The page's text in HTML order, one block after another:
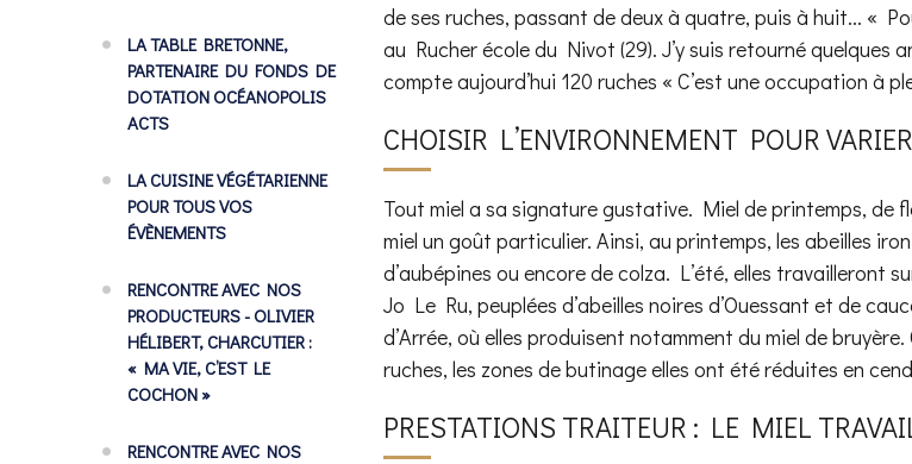
LA TABLE BRETONNE,
PARTENAIRE DU FONDS DE
DOTATION OCÉANOPOLIS
ACTS
LA CUISINE VÉGÉTARIENNE
POUR TOUS VOS
ÉVÈNEMENTS
RENCONTRE AVEC NOS
PRODUCTEURS - OLIVIER
HÉLIBERT, CHARCUTIER :
« MA VIE, C’EST LE
COCHON »
RENCONTRE AVEC NOS
de ses ruches, passant de deux à quatre, puis à huit... «
au Rucher école du Nivot (29). J’y suis retourné
compte aujourd’hui 120 ruches « C’est une occupation à
CHOISIR L’ENVIRONNEMENT POUR
Tout miel a sa signature gustative. Miel de printemps, de
miel un goût particulier. Ainsi, au printemps, les abeilles
d’aubépines ou encore de colza. L’été, elles travailleront
Jo Le Ru, peuplées d’abeilles noires d’Ouessant et de
d’Arrée, où elles produisent notamment du miel de
ruches, les zones de butinage elles ont été réduites en
PRESTATIONS TRAITEUR : LE MIEL